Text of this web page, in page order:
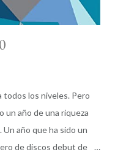
todos los niveles. Pero
un año de una riqueza
año que ha sido un
de discos debut de